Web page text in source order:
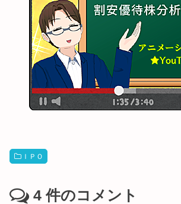
ＩＰＯ
4 件のコメント